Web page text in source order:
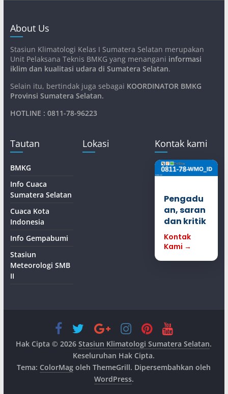
About Us
Stasiun Klimatologi Kelas I Sumatera Selatan merupakan
Unit Pelaksana Teknis BMKG yang menangani informasi
iklim dan kualitasi udara di Sumatera Selatan.
Selain itu, bertindak juga sebagai KOORDINATOR BMKG
Provinsi Sumatera Selatan.
HOTLINE : 0811-78-96223
Tautan
BMKG
Info Cuaca
Sumatera Selatan
Cuaca Kota
Indonesia
Info Gempabumi
Stasiun
Meteorologi SMB
II
Lokasi Kontak kami
Pengadu
an, saran
dan kritik
Kontak
Kami →
Hak Cipta © 2026Stasiun Klimatologi Sumatera Selatan.
Keseluruhan Hak Cipta.
Tema: ColorMag oleh ThemeGrill. Dipersembahkan oleh
WordPress.